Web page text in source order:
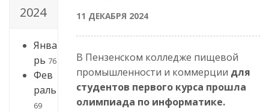
2024
Янва
рь 76
Фев
раль
69
11 ДЕКАБРЯ 2024
В Пензенском колледже пищевой
промышленности и коммерции для
студентов первого курса прошла
олимпиада по информатике.